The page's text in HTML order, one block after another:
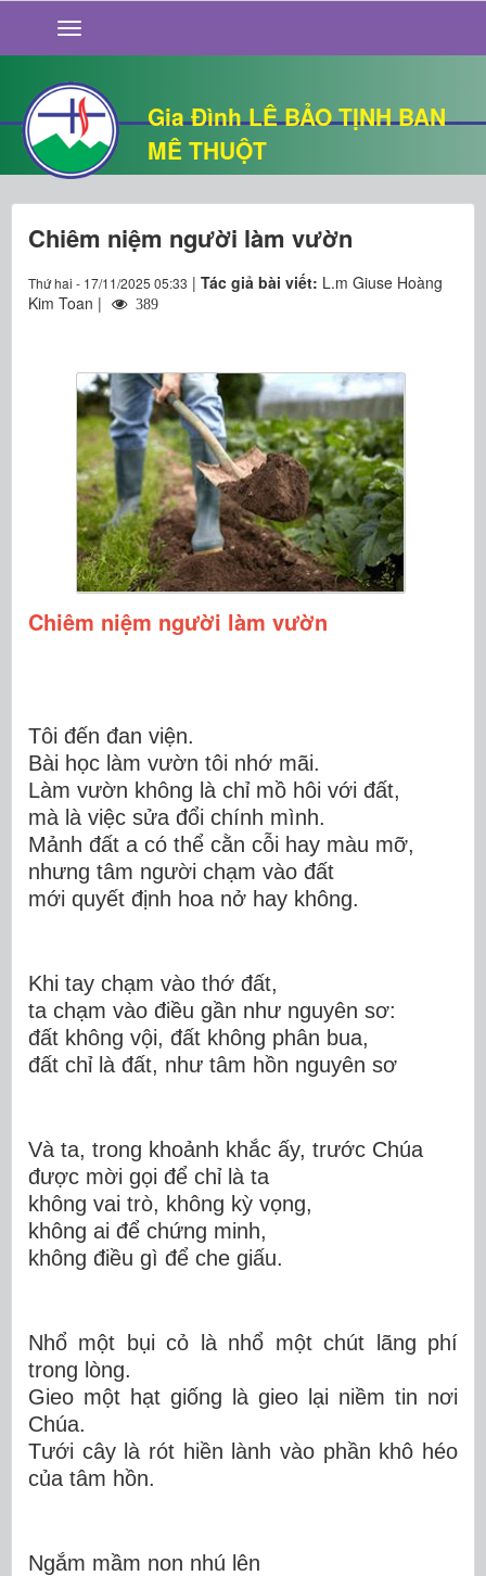
Gia Đình LÊ BẢO TỊNH BAN
MÊ THUỘT
GIỚI THIỆU
TIN TỨC
SỐNG ĐẠO
CHUYỆN NHÀ
QUÁN VĂN
THƯ GIÃN
Chiêm niệm người làm vườn
Thứ hai - 17/11/2025 05:33 | Tác giả bài viết: L.m Giuse Hoàng
Kim Toan |
389
Chiêm niệm người làm vườn
Tôi đến đan viện.
Bài học làm vườn tôi nhớ mãi.
Làm vườn không là chỉ mồ hôi với đất,
mà là việc sửa đổi chính mình.
Mảnh đất a có thể cằn cỗi hay màu mỡ,
nhưng tâm người chạm vào đất
mới quyết định hoa nở hay không.
Khi tay chạm vào thớ đất,
ta chạm vào điều gần như nguyên sơ:
đất không vội, đất không phân bua,
đất chỉ là đất, như tâm hồn nguyên sơ
Và ta, trong khoảnh khắc ấy, trước Chúa
được mời gọi để chỉ là ta
không vai trò, không kỳ vọng,
không ai để chứng minh,
không điều gì để che giấu.
Nhổ một bụi cỏ là nhổ một chút lãng phí
trong lòng.
Gieo một hạt giống là gieo lại niềm tin nơi
Chúa.
Tưới cây là rót hiền lành vào phần khô héo
của tâm hồn.
Ngắm mầm non nhú lên